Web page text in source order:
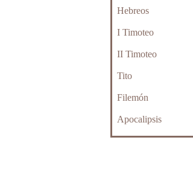
Hebreos
I Timoteo
II Timoteo
Tito
Filemón
Apocalipsis